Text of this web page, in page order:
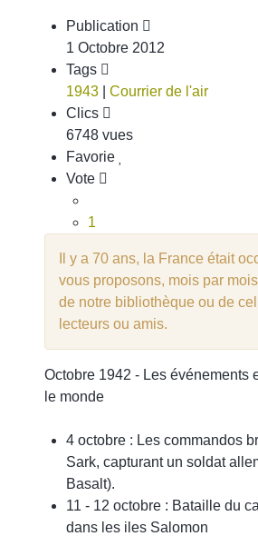
Publication
1 Octobre 2012
Tags
1943
Courrier de l'air
Clics
6748 vues
Favorie
Vote
1
3
4
5
Il y a 70 ans, la France était
vous proposons, mois par
de notre bibliothèque ou de
lecteurs ou amis.
Octobre 1942 - Les événements
le monde
4 octobre : Les commandos
Sark, capturant un soldat
Basalt).
11 - 12 octobre : Bataille du
dans les iles Salomon